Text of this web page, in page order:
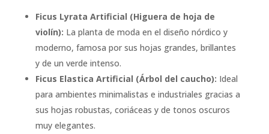
Ficus Lyrata Artificial (Higuera de hoja de
violín): La planta de moda en el diseño nórdico y
moderno, famosa por sus hojas grandes, brillantes
y de un verde intenso.
Ficus Elastica Artificial (Árbol del caucho): Ideal
para ambientes minimalistas e industriales gracias a
sus hojas robustas, coriáceas y de tonos oscuros
muy elegantes.